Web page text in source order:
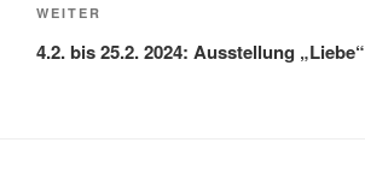
Nächster
Beitrag
WEITER
4.2. bis 25.2. 2024: Ausstellung „Liebe“